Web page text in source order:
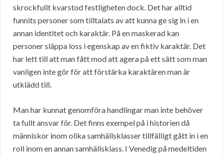
skrockfullt kvarstod festligheten dock. Det har alltid
funnits personer som tilltalats av att kunna ge sig in i en
annan identitet och karaktär. På en maskerad kan
personer släppa loss i egenskap av en fiktiv karaktär. Det
har lett till att man fått mod att agera på ett sätt som man
vanligen inte gör för att förstärka karaktären man är
utklädd till.
Man har kunnat genomföra handlingar man inte behöver
ta fullt ansvar för. Det finns exempel på i historien då
människor inom olika samhällsklasser tillfälligt gått in i en
roll inom en annan samhällsklass. I Venedig på medeltiden